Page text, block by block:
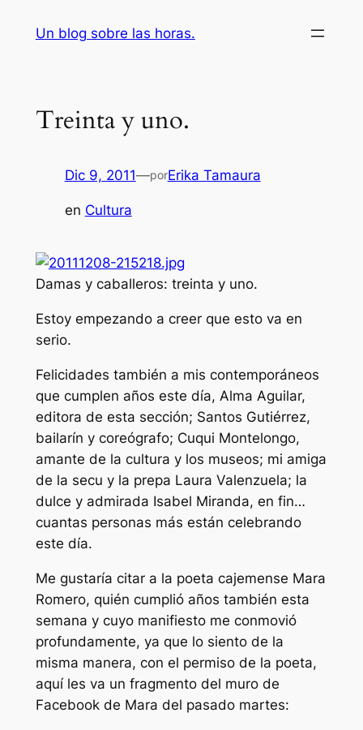
Un blog sobre las horas.
Treinta y uno.
Dic 9, 2011—porErika Tamaura
en Cultura
Damas y caballeros: treinta y uno.
Estoy empezando a creer que esto va en
serio.
Felicidades también a mis contemporáneos
que cumplen años este día, Alma Aguilar,
editora de esta sección; Santos Gutiérrez,
bailarín y coreógrafo; Cuqui Montelongo,
amante de la cultura y los museos; mi amiga
de la secu y la prepa Laura Valenzuela; la
dulce y admirada Isabel Miranda, en fin…
cuantas personas más están celebrando
este día.
Me gustaría citar a la poeta cajemense Mara
Romero, quién cumplió años también esta
semana y cuyo manifiesto me conmovió
profundamente, ya que lo siento de la
misma manera, con el permiso de la poeta,
aquí les va un fragmento del muro de
Facebook de Mara del pasado martes: